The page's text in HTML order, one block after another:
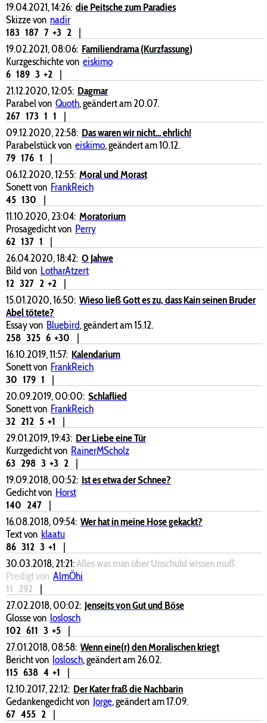
19.04.2021, 14:26: die Peitsche zum Paradies
Skizze von nadir
183 187 7 +3 2
|
19.02.2021, 08:06: Familiendrama (Kurzfassung)
Kurzgeschichte von eiskimo
6 189 3 +2
|
21.12.2020, 12:05: Dagmar
Parabel von Quoth, geändert am 20.07.
267 173 1 1
|
09.12.2020, 22:58: Das waren wir nicht... ehrlich!
Parabelstück von eiskimo, geändert am 10.12.
79 176 1
|
06.12.2020, 12:55: Moral und Morast
Sonett von FrankReich
45 130
|
11.10.2020, 23:04: Moratorium
Prosagedicht von Perry
62 137 1
|
26.04.2020, 18:42: O Jahwe
Bild von LotharAtzert
12 327 2 +2
|
15.01.2020, 16:50: Wieso ließ Gott es zu, dass Kain seinen Bruder
Abel tötete?
Essay von Bluebird, geändert am 15.12.
258 325 6 +30
|
16.10.2019, 11:57: Kalendarium
Sonett von FrankReich
30 179 1
|
20.09.2019, 00:00: Schlaflied
Sonett von FrankReich
32 212 5 +1
|
29.01.2019, 19:43: Der Liebe eine Tür
Kurzgedicht von RainerMScholz
63 298 3 +3 2
|
19.09.2018, 00:52: Ist es etwa der Schnee?
Gedicht von Horst
140 247
|
16.08.2018, 09:54: Wer hat in meine Hose gekackt?
Text von klaatu
86 312 3 +1
|
30.03.2018, 21:21:Alles was man über Unschuld wissen muß
Predigt von AlmÖhi
11 292
|
27.02.2018, 00:02: Jenseits von Gut und Böse
Glosse von loslosch
102 611 3 +5
|
27.01.2018, 08:58: Wenn eine(r) den Moralischen kriegt
Bericht von loslosch, geändert am 26.02.
115 638 4 +1
|
12.10.2017, 22:12: Der Kater fraß die Nachbarin
Gedankengedicht von Jorge, geändert am 17.09.
67 455 2
|